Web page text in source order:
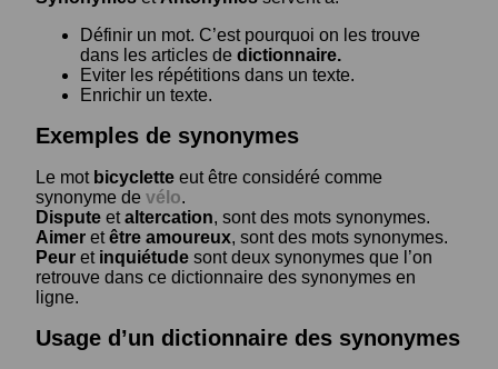
Définir un mot. C’est pourquoi on les trouve
dans les articles de dictionnaire.
Eviter les répétitions dans un texte.
Enrichir un texte.
Exemples de synonymes
Le mot bicyclette eut être considéré comme
synonyme de vélo.
Dispute etaltercation, sont des mots synonymes.
Aimer etêtre amoureux, sont des mots synonymes.
Peur et inquiétude sont deux synonymes que l’on
retrouve dans ce dictionnaire des synonymes en
ligne.
Usage d’un dictionnaire des synonymes